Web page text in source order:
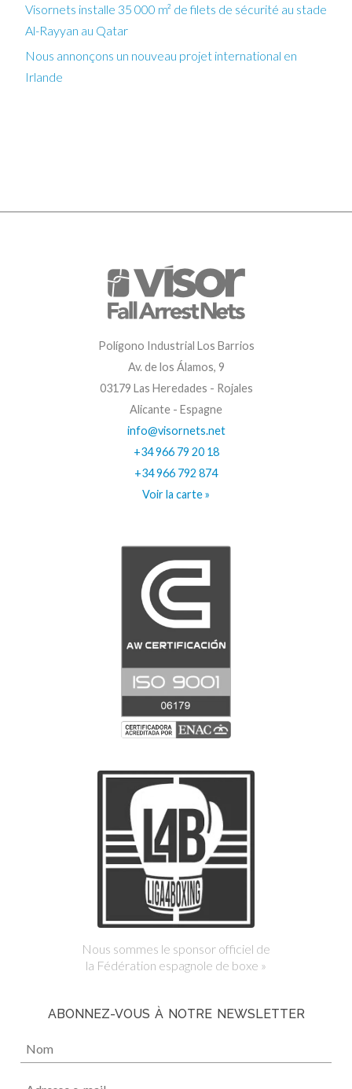
Visornets installe 35 000 m² de filets de sécurité au stade
Al-Rayyan au Qatar
Nous annonçons un nouveau projet international en
Irlande
Polígono Industrial Los Barrios
Av. de los Álamos, 9
03179 Las Heredades - Rojales
Alicante - Espagne
info@visornets.net
+34 966 79 20 18
+34 966 792 874
Voir la carte »
Nous sommes le sponsor officiel de
la Fédération espagnole de boxe »
ABONNEZ-VOUS À NOTRE NEWSLETTER